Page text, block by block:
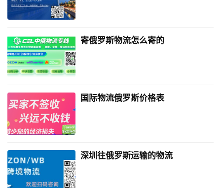
寄俄罗斯物流怎么寄的
国际物流俄罗斯价格表
深圳往俄罗斯运输的物流